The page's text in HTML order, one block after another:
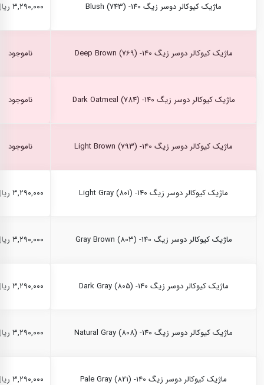
ماژیک کیوکالر دوسر زیگ Blush (743) -140 ۳,۲۹۰,۰۰۰ ریال
ماژیک کیوکالر دوسر زیگ Deep Brown (769) -140 ناموجود
ماژیک کیوکالر دوسر زیگ Dark Oatmeal (784) -140 ناموجود
ماژیک کیوکالر دوسر زیگ Light Brown (793) -140 ناموجود
ماژیک کیوکالر دوسر زیگ Light Gray (801) -140 ۳,۲۹۰,۰۰۰ ریال
ماژیک کیوکالر دوسر زیگ Gray Brown (803) -140 ۳,۲۹۰,۰۰۰ ریال
ماژیک کیوکالر دوسر زیگ Dark Gray (805) -140 ۳,۲۹۰,۰۰۰ ریال
ماژیک کیوکالر دوسر زیگ Natural Gray (808) -140 ۳,۲۹۰,۰۰۰ ریال
ماژیک کیوکالر دوسر زیگ Pale Gray (821) -140 ۳,۲۹۰,۰۰۰ ریال